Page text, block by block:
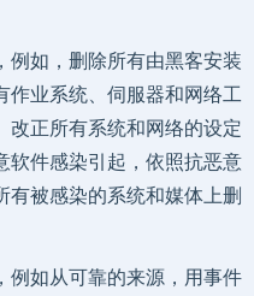
例如，删除所有由黑客安装
作业系统、伺服器和网络工
改正所有系统和网络的设定
软件感染引起，依照抗恶意
有被感染的系统和媒体上删
例如从可靠的来源，用事件